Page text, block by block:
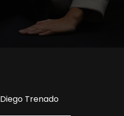
Diego Trenado